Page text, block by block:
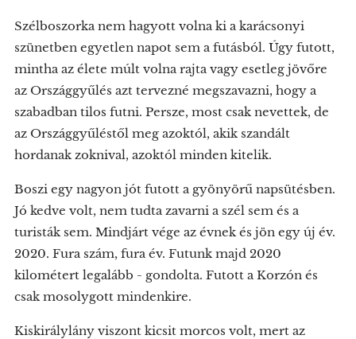
Szélboszorka nem hagyott volna ki a karácsonyi
szünetben egyetlen napot sem a futásból. Úgy futott,
mintha az élete múlt volna rajta vagy esetleg jövőre
az Országgyűlés azt tervezné megszavazni, hogy a
szabadban tilos futni. Persze, most csak nevettek, de
az Országgyűléstől meg azoktól, akik szandált
hordanak zoknival, azoktól minden kitelik.
Boszi egy nagyon jót futott a gyönyörű napsütésben.
Jó kedve volt, nem tudta zavarni a szél sem és a
turisták sem. Mindjárt vége az évnek és jön egy új év.
2020. Fura szám, fura év. Futunk majd 2020
kilométert legalább - gondolta. Futott a Korzón és
csak mosolygott mindenkire.
Kiskirálylány viszont kicsit morcos volt, mert az